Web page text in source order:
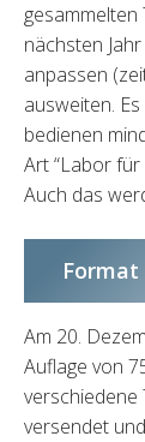
nächsten
anpassen
ausweiten.
bedienen
Art “Labor
Auch das
Format
Am 20.
Auflage von
verschiedene
versendet